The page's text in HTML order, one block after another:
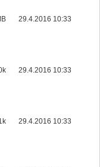
29.4.2016 10:33
29.4.2016 10:33
29.4.2016 10:33